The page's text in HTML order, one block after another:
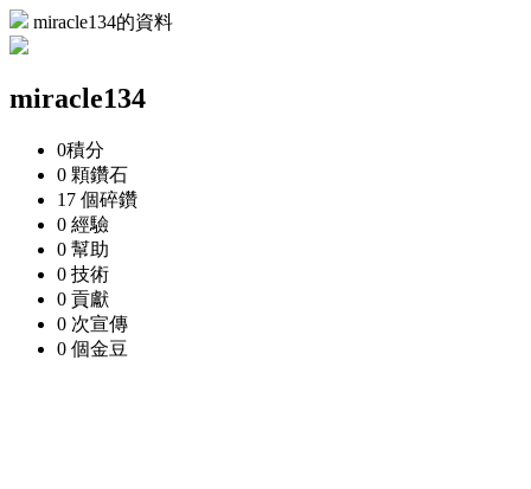
miracle134的資料
miracle134
0積分
0 顆鑽石
17 個碎鑽
0 經驗
0 幫助
0 技術
0 貢獻
0 次宣傳
0 個金豆